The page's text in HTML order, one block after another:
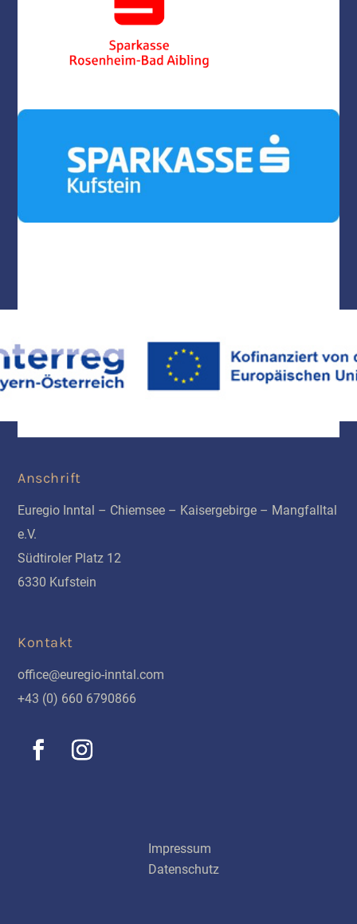
Anschrift
Euregio Inntal – Chiemsee – Kaisergebirge – Mangfalltal
e.V.
Südtiroler Platz 12
6330 Kufstein
Kontakt
office@euregio-inntal.com
+43 (0) 660 6790866
Impressum
Datenschutz